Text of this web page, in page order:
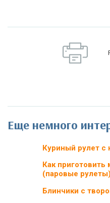
Еще немного
Куриный рулет с
Как приготовить
(паровые
Блинчики с